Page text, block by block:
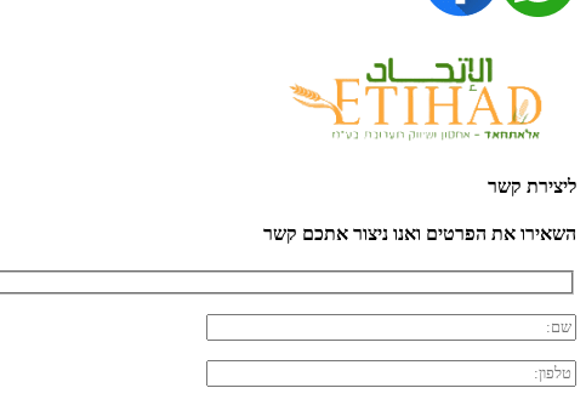
ליצירת קשר
השאירו את הפרטים ואנו ניצור אתכם קשר